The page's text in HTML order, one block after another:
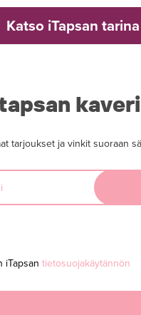
Katso iTapsan tarina
tarjoukset ja vinkit suoraan
iTapsan tietosuojakäytännön